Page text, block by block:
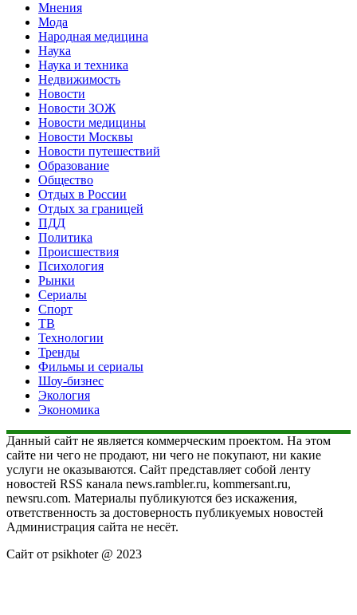
Мнения
Мода
Народная медицина
Наука
Наука и техника
Недвижимость
Новости
Новости ЗОЖ
Новости медицины
Новости Москвы
Новости путешествий
Образование
Общество
Отдых в России
Отдых за границей
ПДД
Политика
Происшествия
Психология
Рынки
Сериалы
Спорт
ТВ
Технологии
Тренды
Фильмы и сериалы
Шоу-бизнес
Экология
Экономика
Данный сайт не является коммерческим проектом. На этом
сайте ни чего не продают, ни чего не покупают, ни какие
услуги не оказываются. Сайт представляет собой ленту
новостей RSS канала news.rambler.ru, kommersant.ru,
newsru.com. Материалы публикуются без искажения,
ответственность за достоверность публикуемых новостей
Администрация сайта не несёт.
Сайт от psikhoter @ 2023